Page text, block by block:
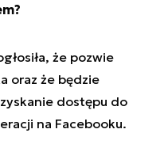
że pozwie
oraz że będzie
dostępu do
na Facebooku.